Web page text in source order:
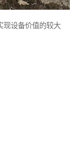
现设备价值的较大